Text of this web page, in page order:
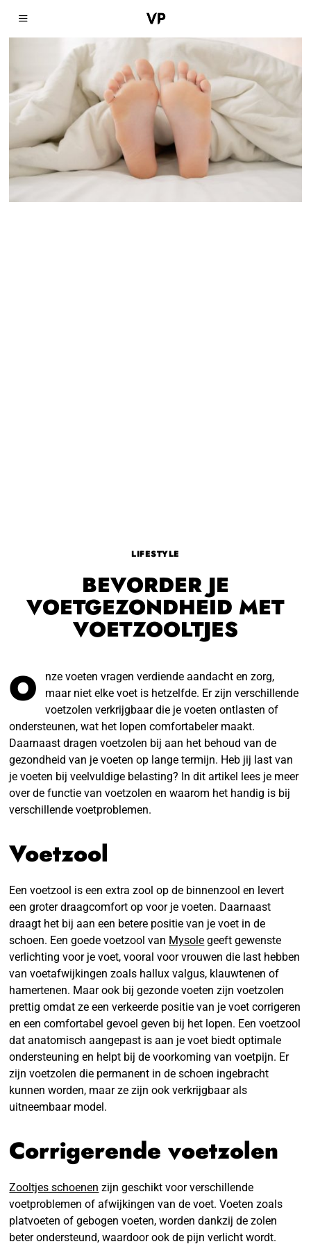
LIFESTYLE
BEVORDER JE
VOETGEZONDHEID MET
VOETZOOLTJES
O
nze voeten vragen verdiende aandacht en zorg,
maar niet elke voet is hetzelfde. Er zijn verschillende
voetzolen verkrijgbaar die je voeten ontlasten of
ondersteunen, wat het lopen comfortabeler maakt.
Daarnaast dragen voetzolen bij aan het behoud van de
gezondheid van je voeten op lange termijn. Heb jij last van
je voeten bij veelvuldige belasting? In dit artikel lees je meer
over de functie van voetzolen en waarom het handig is bij
verschillende voetproblemen.
Voetzool
Een voetzool is een extra zool op de binnenzool en levert
een groter draagcomfort op voor je voeten. Daarnaast
draagt het bij aan een betere positie van je voet in de
schoen. Een goede voetzool van Mysole geeft gewenste
verlichting voor je voet, vooral voor vrouwen die last hebben
van voetafwijkingen zoals hallux valgus, klauwtenen of
hamertenen. Maar ook bij gezonde voeten zijn voetzolen
prettig omdat ze een verkeerde positie van je voet corrigeren
en een comfortabel gevoel geven bij het lopen. Een voetzool
dat anatomisch aangepast is aan je voet biedt optimale
ondersteuning en helpt bij de voorkoming van voetpijn. Er
zijn voetzolen die permanent in de schoen ingebracht
kunnen worden, maar ze zijn ook verkrijgbaar als
uitneembaar model.
Corrigerende voetzolen
Zooltjes schoenen zijn geschikt voor verschillende
voetproblemen of afwijkingen van de voet. Voeten zoals
platvoeten of gebogen voeten, worden dankzij de zolen
beter ondersteund, waardoor ook de pijn verlicht wordt.